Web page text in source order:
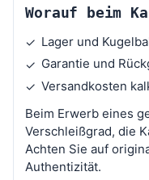
Worauf beim
✓ Lager und
✓ Garantie und
✓ Versandkosten
Beim Erwerb eines
Verschleißgrad, die
Achten Sie auf
Authentizität.